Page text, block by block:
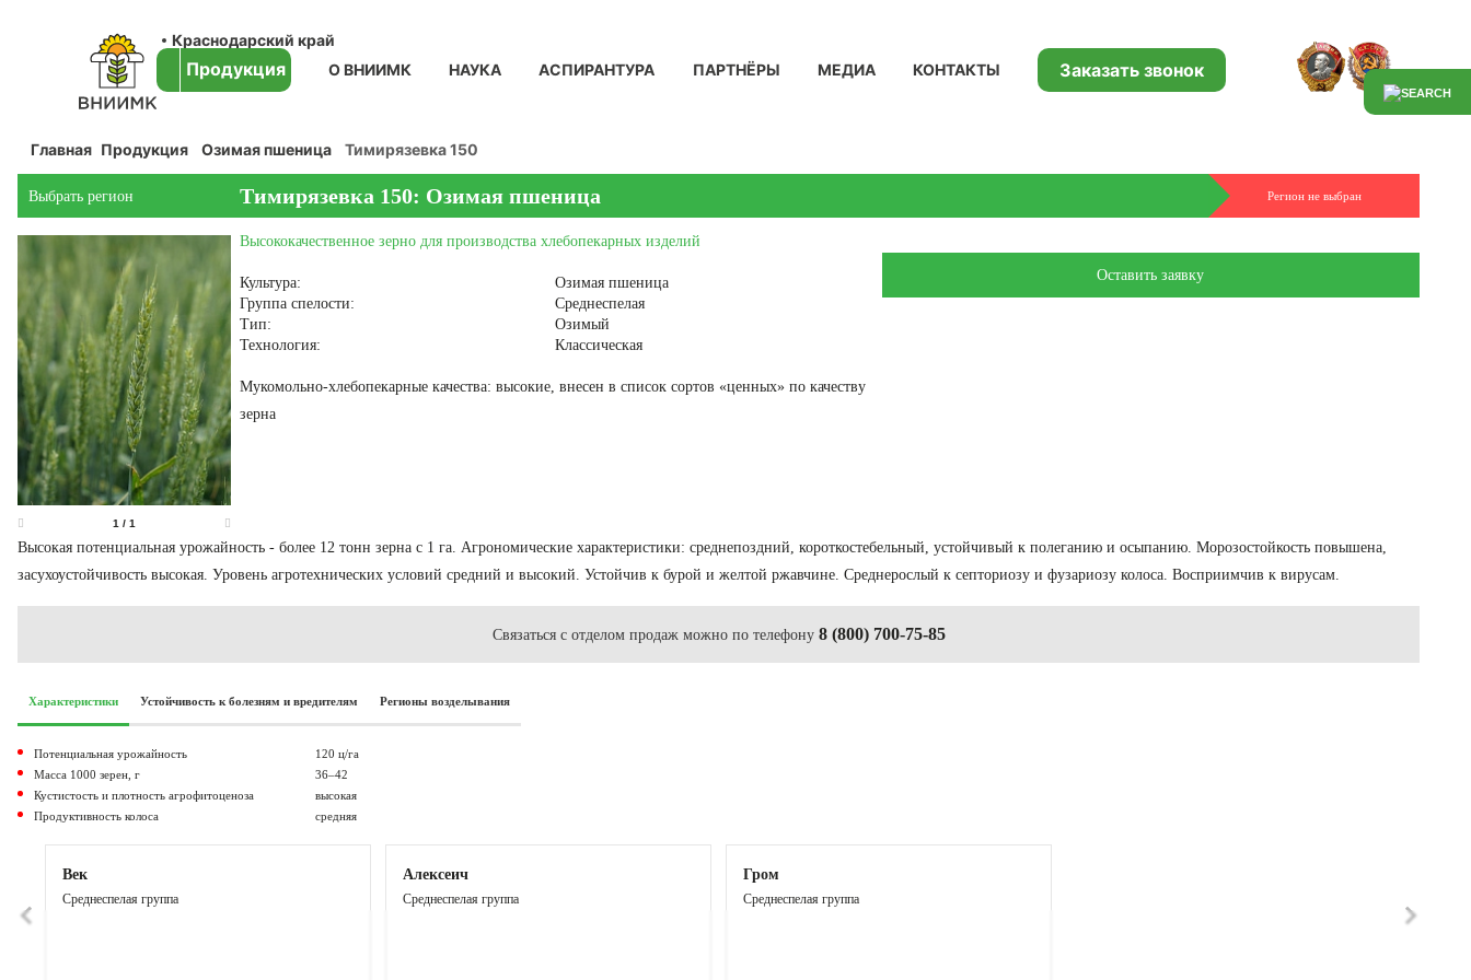
Краснодарский край
Продукция О ВНИИМК НАУКА АСПИРАНТУРА ПАРТНЁРЫ МЕДИА КОНТАКТЫ Заказать звонок
Главная Продукция Озимая пшеница Тимирязевка 150
Выбрать регион Тимирязевка 150: Озимая пшеница Регион не выбран
1 / 1
Высококачественное зерно для производства хлебопекарных изделий
Культура:
Озимая пшеница
Группа спелости:
Среднеспелая
Тип:
Озимый
Технология:
Классическая
Мукомольно-хлебопекарные качества: высокие, внесен в список сортов «ценных» по качеству
зерна
Оставить заявку
Высокая потенциальная урожайность - более 12 тонн зерна с 1 га. Агрономические характеристики: среднепоздний, короткостебельный, устойчивый к полеганию и осыпанию. Морозостойкость повышена,
засухоустойчивость высокая. Уровень агротехнических условий средний и высокий. Устойчив к бурой и желтой ржавчине. Среднерослый к септориозу и фузариозу колоса. Восприимчив к вирусам.
Связаться с отделом продаж можно по телефону 8 (800) 700-75-85
Характеристики Устойчивость к болезням и вредителям Регионы возделывания
Потенциальная урожайность
120 ц/га
Масса 1000 зерен, г
36–42
Кустистость и плотность агрофитоценоза
высокая
Продуктивность колоса
средняя
Век
Среднеспелая группа
Алексеич
Среднеспелая группа
Гром
Среднеспелая группа